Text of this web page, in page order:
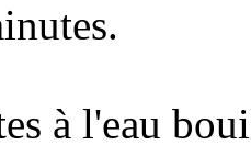
à l'eau